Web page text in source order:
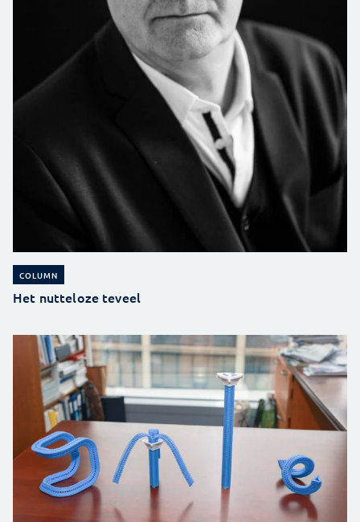
COLUMN
Het nutteloze teveel